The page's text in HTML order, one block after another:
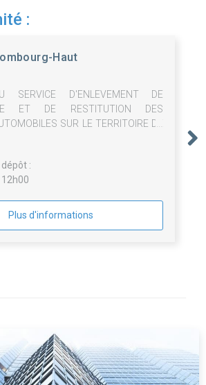
:
Haut
SERVICE D'ENLEVEMENT DE
ET DE RESTITUTION DES
SUR LE TERRITOIRE DE
:
Plus d'informations